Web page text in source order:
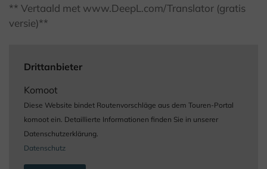
** Vertaald met www.DeepL.com/Translator (gratis
versie)**
Drittanbieter
Komoot
Diese Website bindet Routenvorschläge aus dem Touren-Portal
komoot ein. Detaillierte Informationen finden Sie in unserer
Datenschutzerklärung.
Datenschutz